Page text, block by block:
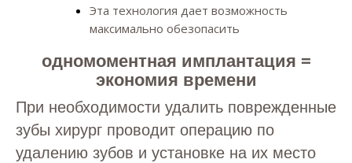
Эта технология дает возможность
максимально обезопасить
одномоментная имплантация =
экономия времени
При необходимости удалить поврежденные
зубы хирург проводит операцию по
удалению зубов и установке на их место